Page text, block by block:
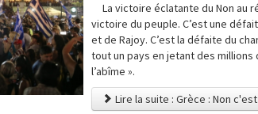
La victoire éclatante du Non au
victoire du peuple. C’est une
et de Rajoy. C’est la défaite du
tout un pays en jetant des millions
l’abîme ».
Lire la suite : Grèce : Non